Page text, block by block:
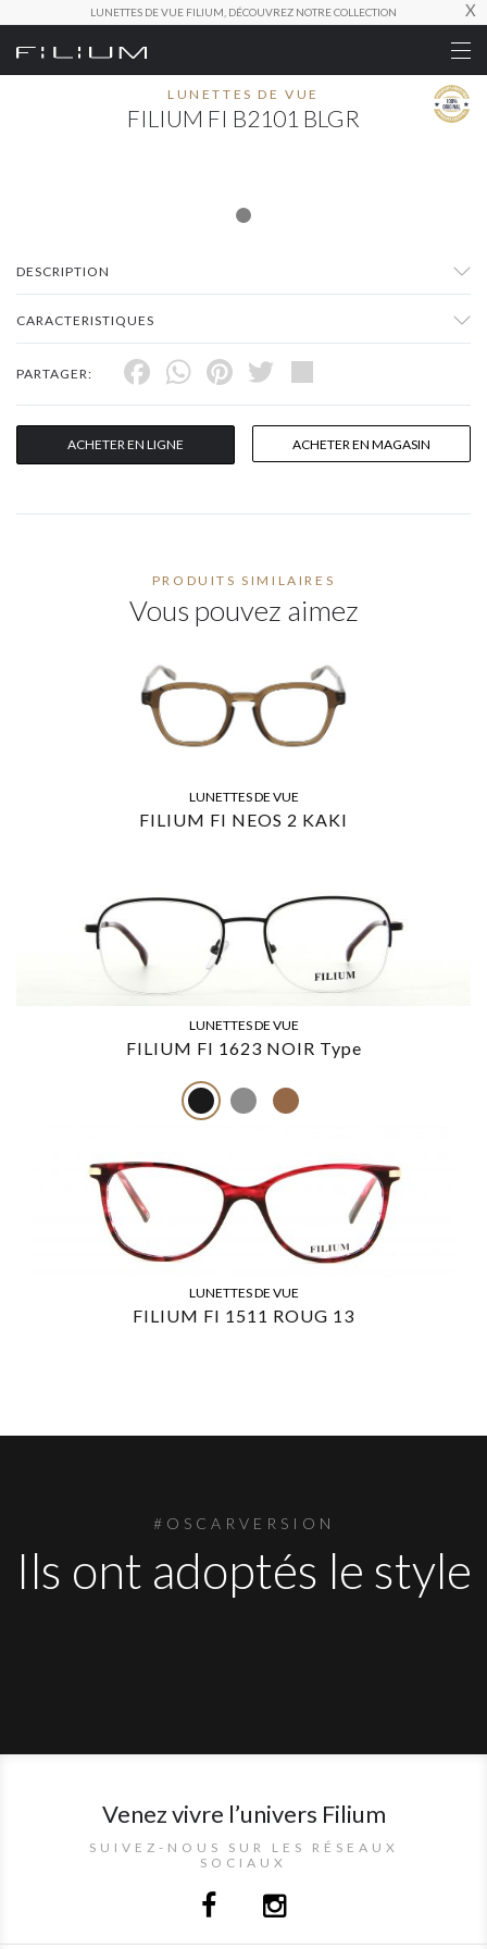
LUNETTES DE VUE FILIUM, DÉCOUVREZ NOTRE COLLECTION X
LUNETTES DE VUE
FILIUM FI B2101 BLGR
DESCRIPTION
CARACTERISTIQUES
PARTAGER: Facebook
WhatsApp
Pinterest
Twitter
ACHETER EN LIGNE ACHETER EN MAGASIN
PRODUITS SIMILAIRES
Vous pouvez aimez
LUNETTES DE VUE
FILIUM FI NEOS 2 KAKI
LUNETTES DE VUE
FILIUM FI 1623 NOIR Type
LUNETTES DE VUE
FILIUM FI 1511 ROUG 13
#OSCARVERSION
Ils ont adoptés le style
Venez vivre l’univers Filium
SUIVEZ-NOUS SUR LES RÉSEAUX
SOCIAUX